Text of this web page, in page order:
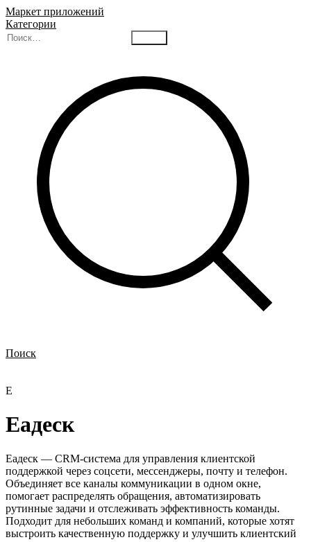
Маркет приложений
Категории
Поиск
Е
Еадеск
Еадеск — CRM-система для управления клиентской
поддержкой через соцсети, мессенджеры, почту и телефон.
Объединяет все каналы коммуникации в одном окне,
помогает распределять обращения, автоматизировать
рутинные задачи и отслеживать эффективность команды.
Подходит для небольших команд и компаний, которые хотят
выстроить качественную поддержку и улучшить клиентский